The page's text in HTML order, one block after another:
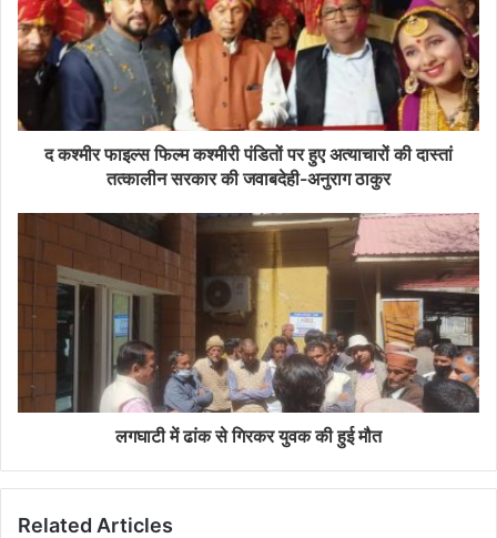
द कश्मीर फाइल्स फिल्म कश्मीरी पंडितों पर हुए अत्याचारों की दास्तां
तत्कालीन सरकार की जवाबदेही-अनुराग ठाकुर
लगघाटी में ढांक से गिरकर युवक की हुई मौत
Related Articles